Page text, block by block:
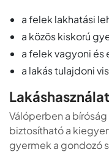
a felek lakhatási
a közös kiskorú
a felek vagyoni
a lakás tulajdoni
Válóperben a
biztosítható a
gyermek a gondozó